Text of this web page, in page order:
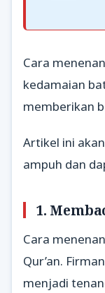
Cara
kedamaian
memberikan
Artikel ini
ampuh dan
1.
Cara
Qur’an.
menjadi